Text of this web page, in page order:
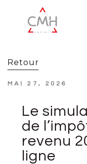
Retour
MAI 27, 2026
Le
de
revenu
ligne